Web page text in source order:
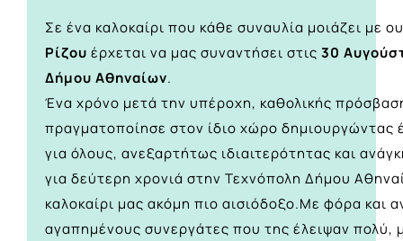
Σε ένα καλοκαίρι που κάθε συναυλία μοιάζει με
Ρίζου έρχεται να μας συναντήσει στις 30
Δήμου Αθηναίων.
Ένα χρόνο μετά την υπέροχη, καθολικής
πραγματοποίησε στον ίδιο χώρο δημιουργώντας
για όλους, ανεξαρτήτως ιδιαιτερότητας και
για δεύτερη χρονιά στην Τεχνόπολη Δήμου
καλοκαίρι μας ακόμη πιο αισιόδοξο.Με φόρα και
αγαπημένους συνεργάτες που της έλειψαν πολύ,